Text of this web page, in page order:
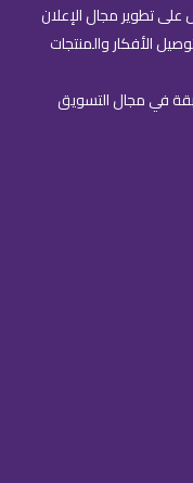
على تطوير مجال الإعلان
الأفكار والمنتجات
من خبرات سابقة في مجال التسويق